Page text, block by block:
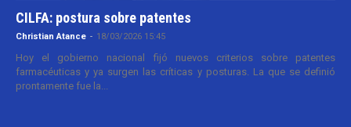
CILFA: postura sobre patentes
Christian Atance - 18/03/2026 15:45
Hoy el gobierno nacional fijó nuevos criterios sobre patentes
farmacéuticas y ya surgen las críticas y posturas. La que se definió
prontamente fue la...